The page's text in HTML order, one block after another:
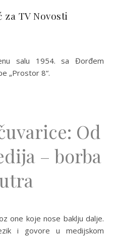
za TV Novosti
salu 1954. sa Đorđem
„Prostor 8“.
Od
– borba
one koje nose baklju dalje.
i govore u medijskom